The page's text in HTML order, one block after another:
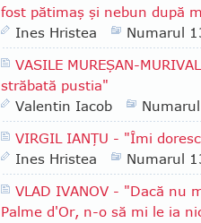
fost pătimaş şi nebun după
Ines Hristea
Numarul
VASILE MUREŞAN-
străbată pustia"
Valentin Iacob
VIRGIL IANŢU - "Îmi
Ines Hristea
Numarul
VLAD IVANOV - "Dacă nu
Palme d'Or, n-o să mi le ia